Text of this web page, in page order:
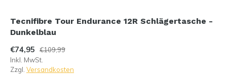
Tecnifibre Tour Endurance 12R Schlägertasche -
Dunkelblau
€74,95
€109,99
Inkl. MwSt.
Zzgl. Versandkosten